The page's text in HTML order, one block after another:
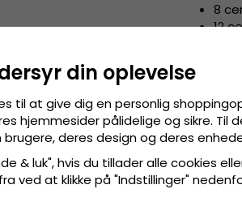
8
12
din oplevelse
til at give dig en personlig
hjemmesider pålidelige og sikre. Til
deres design og deres
& luk", hvis du tillader alle cookies
ved at klikke på "Indstillinger"